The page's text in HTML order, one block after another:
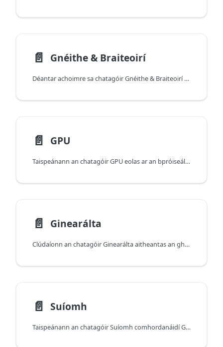
📄️ Gnéithe & Braiteoirí
Déantar achoimre sa chatagóir Gnéithe & Braiteoirí ar na gnéithe crua-earraí agus na braiteoirí atá ar fáil ar do mhúnla gléis (bithmhéadracht, nascóirí, braiteoirí gluaiseachta, agus níos mó).
📄️ GPU
Taispeánann an chatagóir GPU eolas ar an bpróiseálaí grafaicí ar leibhéal an mhúnla (múnla GPU, líon na gcroí, agus sonraíochtaí gaolmhara).
📄️ Ginearálta
Clúdaíonn an chatagóir Ginearálta aitheantas an ghléis, sonraí faoin gcóras oibriúcháin/tógáil, socruithe logánaithe, agus roinnt comharthaí reatha (mar shampla Mód Ísealchumhachta agus staid theirmeach).
📄️ Suíomh
Taispeánann an chatagóir Suíomh comhordanáidí GPS beo, gluaiseacht (luas/treo), agus luachanna cruinnis a thuairiscíonn iOS.